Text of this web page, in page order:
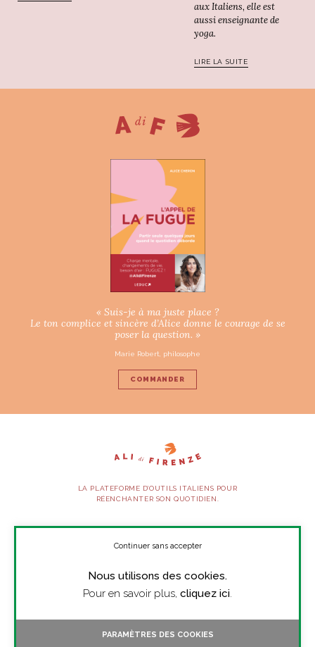
aux Italiens, elle est
aussi enseignante de
yoga.
LIRE LA SUITE
« Suis-je à ma juste place ?
Le ton complice et sincère d’Alice donne le courage de se
poser la question. »
Marie Robert, philosophe
COMMANDER
LA PLATEFORME D’OUTILS ITALIENS POUR
RÉENCHANTER SON QUOTIDIEN.
SUIVEZ-NOUS
Nous utilisons des cookies.
Pour en savoir plus, cliquez ici.
Continuer sans accepter
PARAMÈTRES DES COOKIES